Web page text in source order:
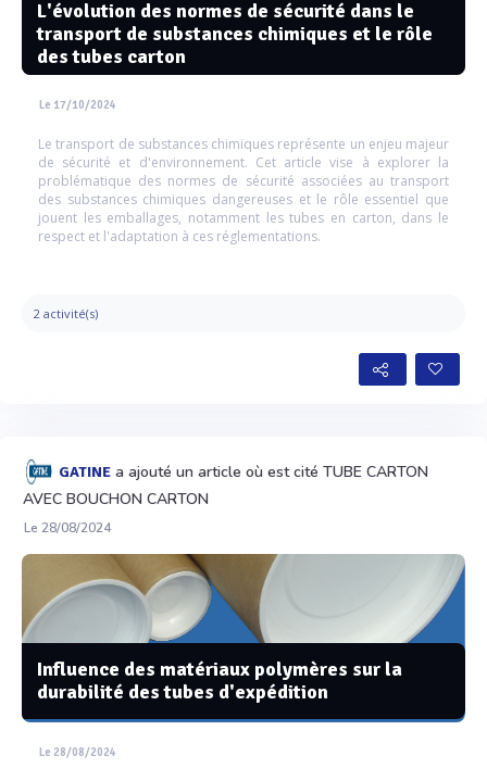
L'évolution des normes de sécurité dans le
transport de substances chimiques et le rôle
des tubes carton
Le 17/10/2024
Le transport de substances chimiques représente un enjeu majeur
de sécurité et d'environnement. Cet article vise à explorer la
problématique des normes de sécurité associées au transport
des substances chimiques dangereuses et le rôle essentiel que
jouent les emballages, notamment les tubes en carton, dans le
respect et l'adaptation à ces réglementations.
2 activité(s)
GATINE a ajouté un article où est cité TUBE CARTON
AVEC BOUCHON CARTON
Le 28/08/2024
Influence des matériaux polymères sur la
durabilité des tubes d'expédition
Le 28/08/2024